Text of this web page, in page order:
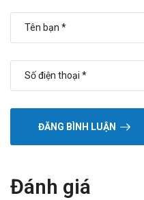
Nguồn: dichvucong.dav.gov.vn.
ĐĂNG BÌNH LUẬN
Đánh giá